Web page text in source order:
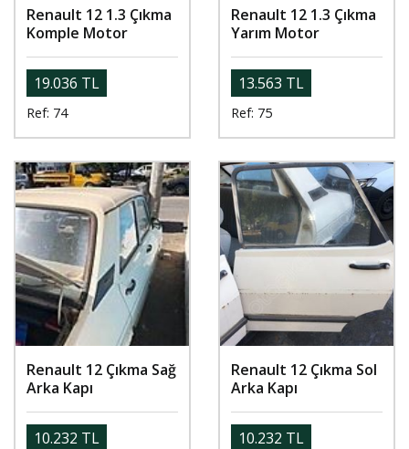
Renault 12 1.3 Çıkma
Komple Motor
19.036 TL
Ref: 74
Renault 12 1.3 Çıkma
Yarım Motor
13.563 TL
Ref: 75
Renault 12 Çıkma Sağ
Arka Kapı
10.232 TL
Renault 12 Çıkma Sol
Arka Kapı
10.232 TL